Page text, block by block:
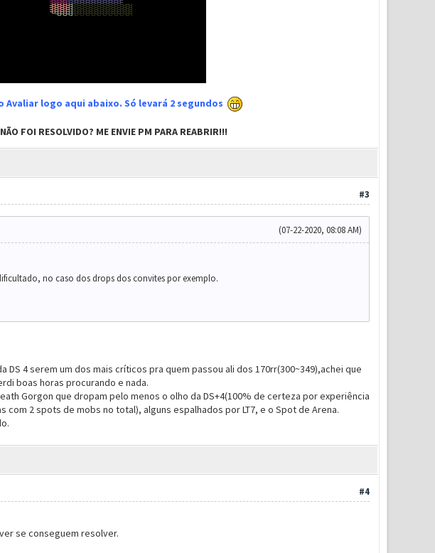
Avaliar logo aqui abaixo. Só levará 2 segundos
FOI RESOLVIDO? ME ENVIE PM PARA REABRIR!!!
#3
(07-22-2020, 08:08 AM)
no caso dos drops dos convites por exemplo.
4 serem um dos mais críticos pra quem passou ali dos 170rr(300~349),achei que
boas horas procurando e nada.
Gorgon que dropam pelo menos o olho da DS+4(100% de certeza por experiência
2 spots de mobs no total), alguns espalhados por LT7, e o Spot de Arena.
#4
se conseguem resolver.